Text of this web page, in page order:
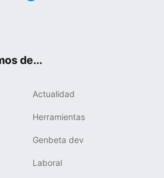
de...
Actualidad
Herramientas
Genbeta dev
Laboral